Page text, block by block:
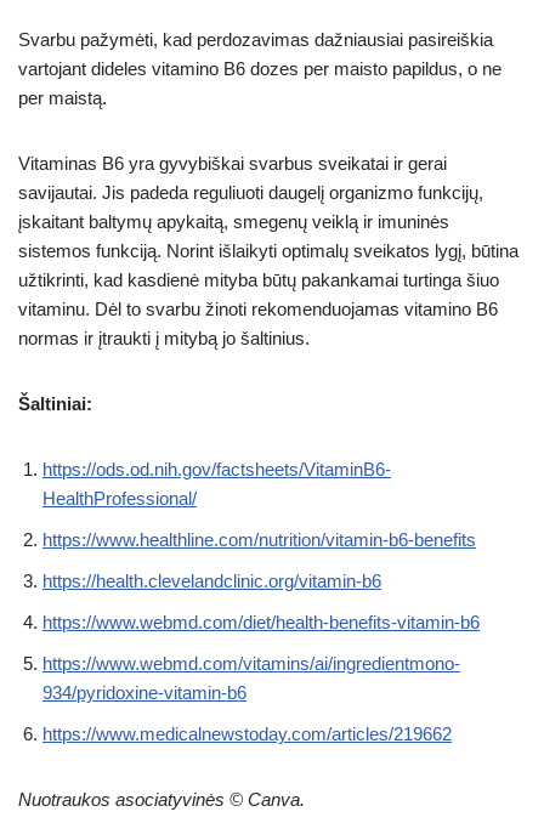
Svarbu pažymėti, kad perdozavimas dažniausiai pasireiškia
vartojant dideles vitamino B6 dozes per maisto papildus, o ne
per maistą.
Vitaminas B6 yra gyvybiškai svarbus sveikatai ir gerai
savijautai. Jis padeda reguliuoti daugelį organizmo funkcijų,
įskaitant baltymų apykaitą, smegenų veiklą ir imuninės
sistemos funkciją. Norint išlaikyti optimalų sveikatos lygį, būtina
užtikrinti, kad kasdienė mityba būtų pakankamai turtinga šiuo
vitaminu. Dėl to svarbu žinoti rekomenduojamas vitamino B6
normas ir įtraukti į mitybą jo šaltinius.
Šaltiniai:
https://ods.od.nih.gov/factsheets/VitaminB6-
HealthProfessional/
https://www.healthline.com/nutrition/vitamin-b6-benefits
https://health.clevelandclinic.org/vitamin-b6
https://www.webmd.com/diet/health-benefits-vitamin-b6
https://www.webmd.com/vitamins/ai/ingredientmono-
934/pyridoxine-vitamin-b6
https://www.medicalnewstoday.com/articles/219662
Nuotraukos asociatyvinės © Canva.